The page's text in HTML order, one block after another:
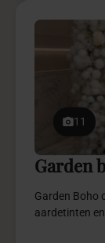
11
Garden
Garden Boho
aardetinten